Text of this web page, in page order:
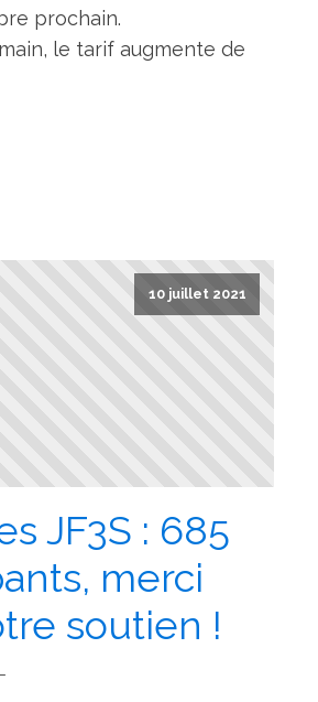
prochain.
le tarif augmente de
10 juillet 2021
JF3S : 685
merci
soutien !